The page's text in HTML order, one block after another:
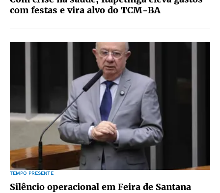
com festas e vira alvo do TCM-BA
TEMPO PRESENTE
Silêncio operacional em Feira de Santana